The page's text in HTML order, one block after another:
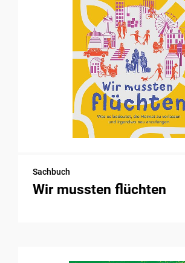
Sachbuch
Wir mussten flüchten